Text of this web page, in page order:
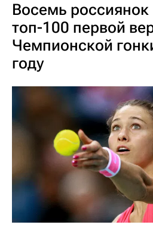
Восемь россиянок
топ-100 первой
Чемпионской
году